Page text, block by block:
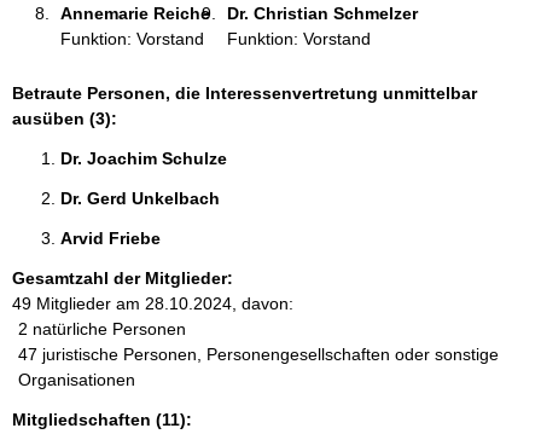
Annemarie Reiche
Funktion: Vorstand
Dr. Christian Schmelzer
Funktion: Vorstand
Betraute Personen, die Interessenvertretung unmittelbar
ausüben (3):
Dr. Joachim Schulze
Dr. Gerd Unkelbach
Arvid Friebe
Gesamtzahl der Mitglieder:
49 Mitglieder am 28.10.2024, davon:
2 natürliche Personen
47 juristische Personen, Personengesellschaften oder sonstige
Organisationen
Mitgliedschaften (11):